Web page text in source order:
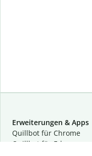
Erweiterungen & Apps
Quillbot für Chrome
Quillbot für Edge